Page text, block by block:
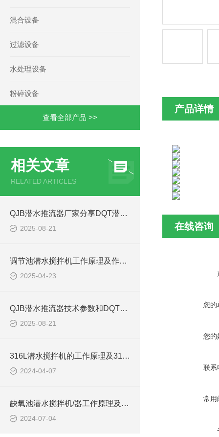
混合设备
过滤设备
水处理设备
粉碎设备
查看全部产品 >>
相关文章
RELATED ARTICLES
QJB潜水推流器厂家分享DQT潜水推进器型号选型参数表
2025-08-21
调节池潜水搅拌机工作原理及作用特点、安装图、CAD结构图
2025-04-23
QJB潜水推流器技术参数和DQT潜水推进器型号如何选型
2025-08-21
316L潜水搅拌机的工作原理及316L不锈钢潜水推进器CAD安装图、结构图
2024-04-07
缺氧池潜水搅拌机/器工作原理及作用特点、安装图、CAD结构图
2024-07-04
产品详情
在线咨询
您的
您的
联系
常用